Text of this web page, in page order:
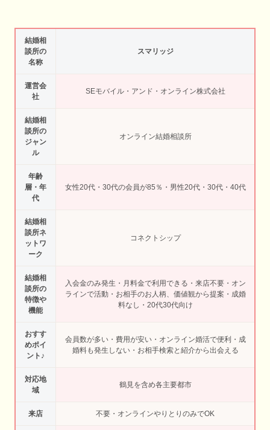
結婚相
談所の
名称
スマリッジ
運営会
社
SEモバイル・アンド・オンライン株式会社
結婚相
談所の
ジャン
ル
オンライン結婚相談所
年齢
層・年
代
女性20代・30代の会員が85％・男性20代・30代・40代
結婚相
談所ネ
ットワ
ーク
コネクトシップ
結婚相
談所の
特徴や
機能
入会金のみ発生・月料金で利用できる・来店不要・オン
ラインで活動・お相手のお人柄、価値観から提案・成婚
料なし・20代30代向け
おすす
めポイ
ント♪
会員数が多い・費用が安い・オンライン婚活で便利・成
婚料も発生しない・お相手検索と紹介から出会える
対応地
域
鶴見を含め各主要都市
来店 不要・オンラインやりとりのみでOK